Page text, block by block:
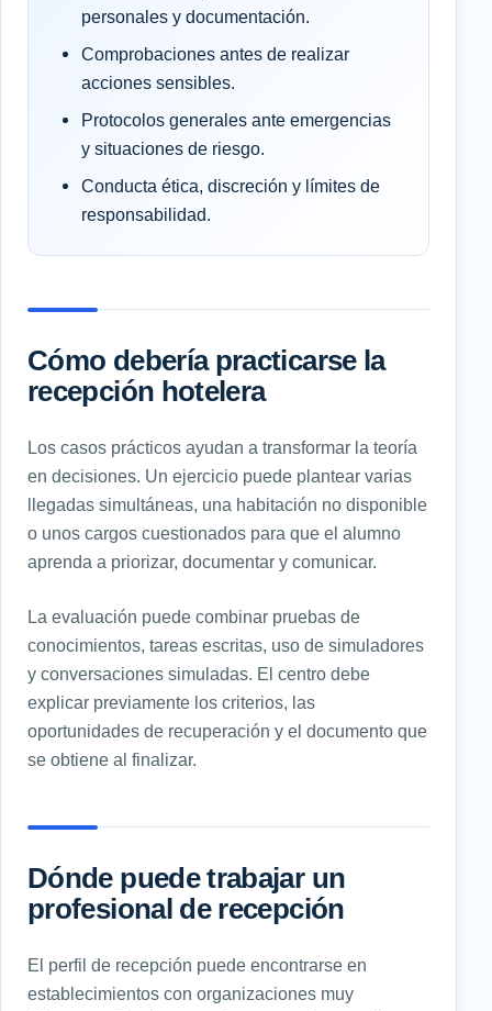
personales y documentación.
Comprobaciones antes de realizar
acciones sensibles.
Protocolos generales ante emergencias
y situaciones de riesgo.
Conducta ética, discreción y límites de
responsabilidad.
Cómo debería practicarse la
recepción hotelera
Los casos prácticos ayudan a transformar la teoría
en decisiones. Un ejercicio puede plantear varias
llegadas simultáneas, una habitación no disponible
o unos cargos cuestionados para que el alumno
aprenda a priorizar, documentar y comunicar.
La evaluación puede combinar pruebas de
conocimientos, tareas escritas, uso de simuladores
y conversaciones simuladas. El centro debe
explicar previamente los criterios, las
oportunidades de recuperación y el documento que
se obtiene al finalizar.
Dónde puede trabajar un
profesional de recepción
El perfil de recepción puede encontrarse en
establecimientos con organizaciones muy